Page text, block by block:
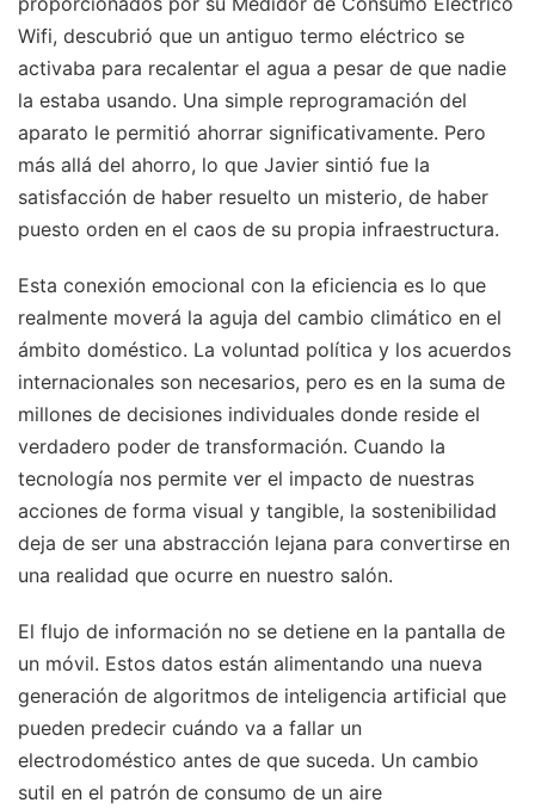
Wifi, descubrió que un antiguo termo eléctrico se
activaba para recalentar el agua a pesar de que nadie
la estaba usando. Una simple reprogramación del
aparato le permitió ahorrar significativamente. Pero
más allá del ahorro, lo que Javier sintió fue la
satisfacción de haber resuelto un misterio, de haber
puesto orden en el caos de su propia infraestructura.
Esta conexión emocional con la eficiencia es lo que
realmente moverá la aguja del cambio climático en el
ámbito doméstico. La voluntad política y los acuerdos
internacionales son necesarios, pero es en la suma de
millones de decisiones individuales donde reside el
verdadero poder de transformación. Cuando la
tecnología nos permite ver el impacto de nuestras
acciones de forma visual y tangible, la sostenibilidad
deja de ser una abstracción lejana para convertirse en
una realidad que ocurre en nuestro salón.
El flujo de información no se detiene en la pantalla de
un móvil. Estos datos están alimentando una nueva
generación de algoritmos de inteligencia artificial que
pueden predecir cuándo va a fallar un
electrodoméstico antes de que suceda. Un cambio
sutil en el patrón de consumo de un aire